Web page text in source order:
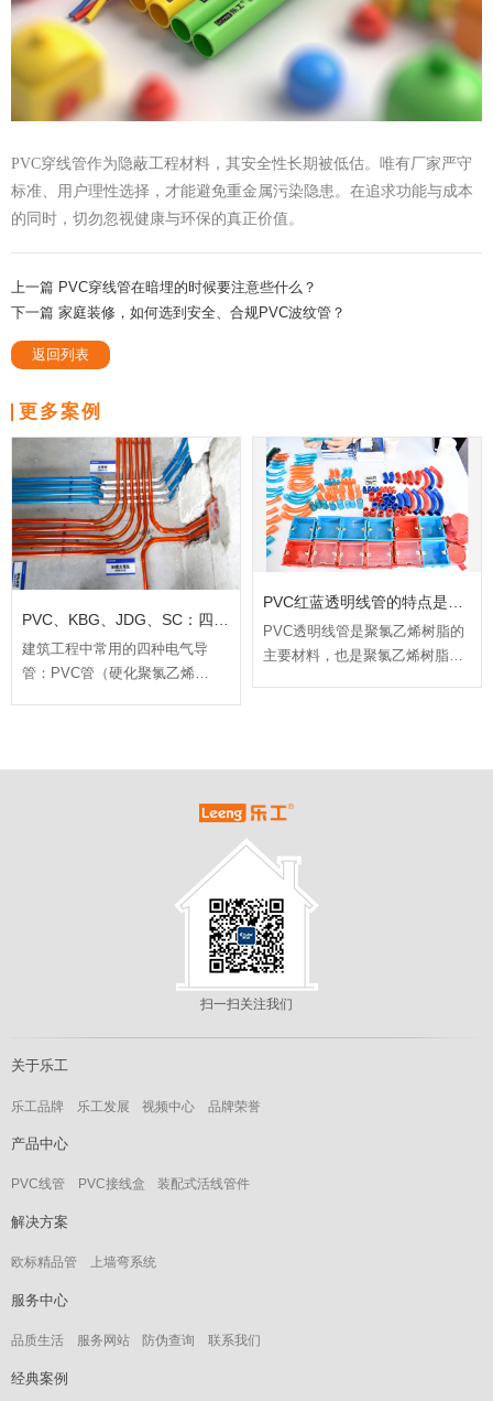
PVC穿线管作为隐蔽工程材料，其安全性长期被低估。唯有厂家严守
标准、用户理性选择，才能避免重金属污染隐患。在追求功能与成本
的同时，切勿忽视健康与环保的真正价值。
上一篇 PVC穿线管在暗埋的时候要注意些什么？
下一篇 家庭装修，如何选到安全、合规PVC波纹管？
返回列表
更多案例
建筑工程中常用的四种电气导
管：PVC管（硬化聚氯乙烯
质、工艺及适用范围各有何特
PVC红蓝透明线管的特点是什么？
PVC透明线管是聚氯乙烯树脂的
主要材料，也是聚氯乙烯树脂的
生产线的价格和质量。聚氯乙烯
管道最重要的是其耐压性能。
扫一扫关注我们
关于乐工
乐工品牌 乐工发展 视频中心 品牌荣誉
产品中心
PVC线管 PVC接线盒 装配式活线管件
解决方案
欧标精品管 上墙弯系统
服务中心
品质生活 服务网站 防伪查询 联系我们
经典案例